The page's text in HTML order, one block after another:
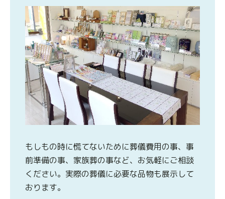
もしもの時に慌てないために葬儀費用の事、事
前準備の事、家族葬の事など、お気軽にご相談
ください。実際の葬儀に必要な品物も展示して
おります。